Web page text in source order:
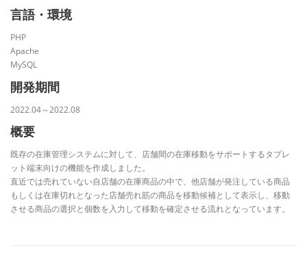
言語・環境
PHP
Apache
MySQL
開発期間
2022.04～2022.08
概要
既存の在庫管理システムに対して、店舗間の在庫移動をサポートするタブレ
ット端末向けの機能を作成しました。
直近では売れていない自店舗の在庫商品の中で、他店舗が発注している商品
もしくは在庫切れとなった店舗売れ筋の商品を移動候補として表示し、移動
させる商品の選択と個数を入力して移動を確定させる流れとなっています。